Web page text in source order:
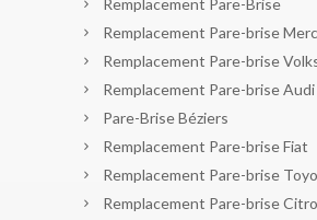
Remplacement Pare-Brise
Remplacement Pare-brise
Remplacement Pare-brise
Remplacement Pare-brise Audi
Pare-Brise Béziers
Remplacement Pare-brise Fiat
Remplacement Pare-brise
Remplacement Pare-brise